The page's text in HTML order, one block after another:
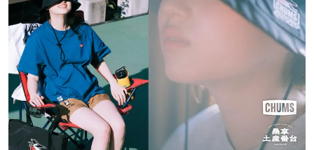
#GH 銘品の所以 #フイナムのYouTube
#Commune H #FOCUS IT
#ととけん #FASHION
#LIFESTYLE #SNEAKER #OUTDOOR
#SPORTS #HANDSOME HANDBOOK